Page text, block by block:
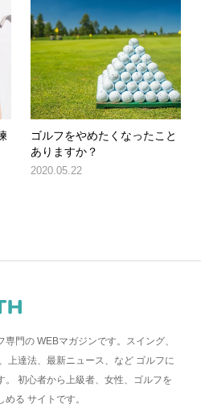
ゴルフをやめたくなったこと
ありますか？
2020.05.22
門の WEBマガジンです。スイング、
上達法、最新ニュース、など ゴルフに
。 初心者から上級者、女性、ゴルフを
る サイトです。